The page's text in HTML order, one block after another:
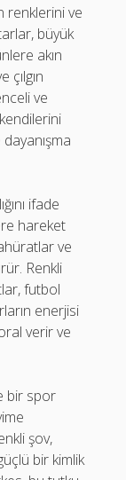
renklerini ve
büyük
akın
çılgın
ve
ifade
hareket
ve
Renkli
futbol
enerjisi
verir ve
bir spor
şov,
bir kimlik